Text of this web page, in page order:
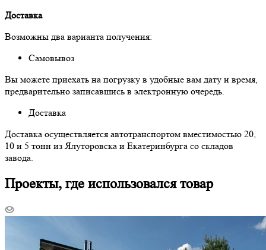
Доставка
Возможны два варианта получения:
Самовывоз
Вы можете приехать на погрузку в удобные вам дату и время,
предварительно записавшись в электронную очередь.
Доставка
Доставка осуществляется автотранспортом вместимостью 20,
10 и 5 тонн из Ялуторовска и Екатеринбурга со складов
завода.
Проекты, где использовался товар